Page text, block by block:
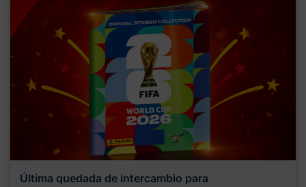
Última quedada de intercambio para